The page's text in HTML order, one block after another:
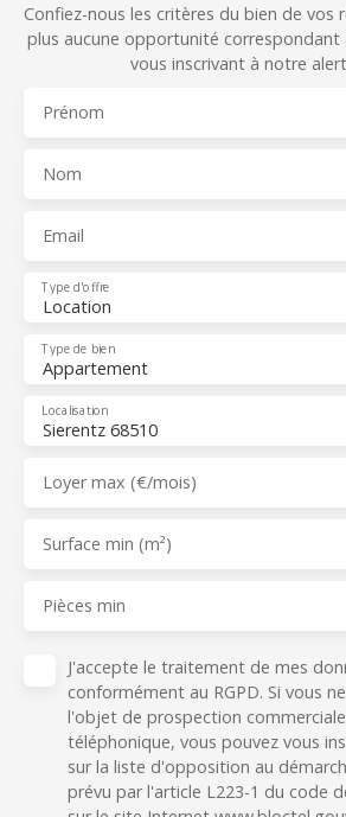
Confiez-nous les critères du bien de vos
plus aucune opportunité correspondant
vous inscrivant à notre
Prénom
Nom
Email
Location
Type d'offre
Appartement
Type de bien
Sierentz 68510
Localisation
Loyer max (€/mois)
Surface min (m²)
Pièces min
J'accepte le traitement de mes
conformément au RGPD. Si vous
l'objet de prospection
téléphonique, vous pouvez vous
sur la liste d'opposition au
prévu par l'article L223-1 du code